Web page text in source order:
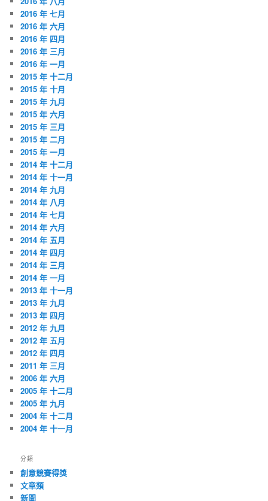
2016 年 七月
2016 年 六月
2016 年 四月
2016 年 三月
2016 年 一月
2015 年 十二月
2015 年 十月
2015 年 九月
2015 年 六月
2015 年 三月
2015 年 二月
2015 年 一月
2014 年 十二月
2014 年 十一月
2014 年 九月
2014 年 八月
2014 年 七月
2014 年 六月
2014 年 五月
2014 年 四月
2014 年 三月
2014 年 一月
2013 年 十一月
2013 年 九月
2013 年 四月
2012 年 九月
2012 年 五月
2012 年 四月
2011 年 三月
2006 年 六月
2005 年 十二月
2005 年 九月
2004 年 十二月
2004 年 十一月
分類
創意競賽得獎
文章類
新聞